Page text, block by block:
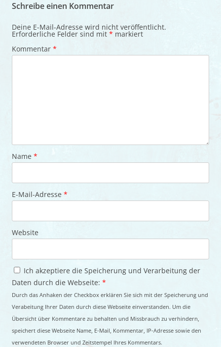
Schreibe einen Kommentar
Deine E-Mail-Adresse wird nicht veröffentlicht.
Erforderliche Felder sind mit * markiert
Kommentar *
Name *
E-Mail-Adresse *
Website
Ich akzeptiere die Speicherung und Verarbeitung der
Daten durch die Webseite: *
Durch das Anhaken der Checkbox erklären Sie sich mit der Speicherung und
Verabeitung Ihrer Daten durch diese Webseite einverstanden. Um die
Übersicht über Kommentare zu behalten und Missbrauch zu verhindern,
speichert diese Webseite Name, E-Mail, Kommentar, IP-Adresse sowie den
verwendeten Browser und Zeitstempel Ihres Kommentars.